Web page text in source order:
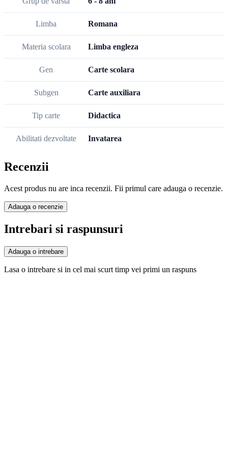
Limba Romana
Materia scolara Limba engleza
Gen Carte scolara
Subgen Carte auxiliara
Tip carte Didactica
Abilitati dezvoltate Invatarea
Recenzii
Acest produs nu are inca recenzii. Fii primul care adauga o recenzie.
Adauga o recenzie
Intrebari si raspunsuri
Adauga o intrebare
Lasa o intrebare si in cel mai scurt timp vei primi un raspuns